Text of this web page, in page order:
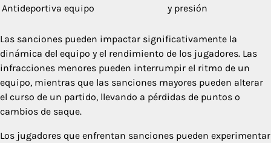
Antideportiva equipo
y presión
Las sanciones pueden impactar significativamente la
dinámica del equipo y el rendimiento de los jugadores. Las
infracciones menores pueden interrumpir el ritmo de un
equipo, mientras que las sanciones mayores pueden alterar
el curso de un partido, llevando a pérdidas de puntos o
cambios de saque.
Los jugadores que enfrentan sanciones pueden experimentar